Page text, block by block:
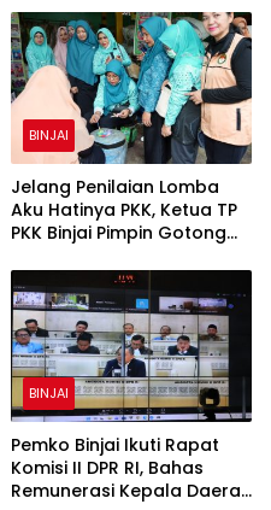
BINJAI
Jelang Penilaian Lomba
Aku Hatinya PKK, Ketua TP
PKK Binjai Pimpin Gotong
Bibit
BINJAI
Pemko Binjai Ikuti Rapat
Komisi II DPR RI, Bahas
Remunerasi Kepala Daerah